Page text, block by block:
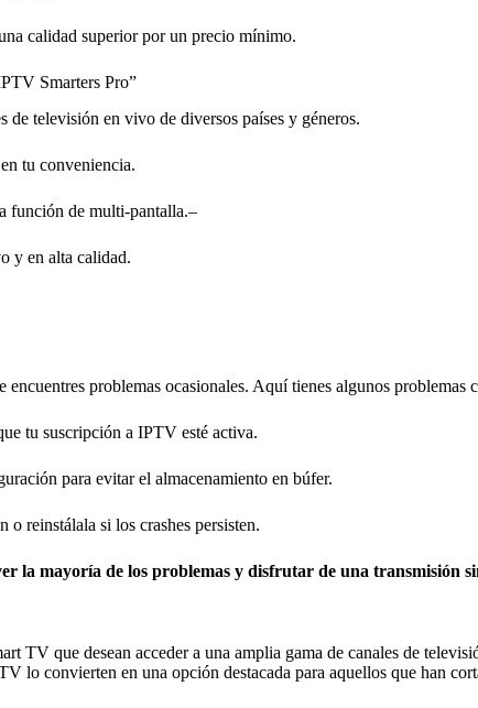
calidad superior por un precio mínimo.
Smarters Pro”
de televisión en vivo de diversos países y géneros.
tu conveniencia.
función de multi-pantalla.–
y en alta calidad.
problemas ocasionales. Aquí tienes algunos problemas
tu suscripción a IPTV esté activa.
para evitar el almacenamiento en búfer.
reinstálala si los crashes persisten.
la mayoría de los problemas y disfrutar de una transmisión
TV que desean acceder a una amplia gama de canales de
lo convierten en una opción destacada para aquellos que han